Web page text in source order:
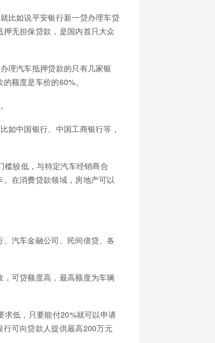
比如说平安银行新一贷办理车贷
无担保贷款，是国内首只大众
理汽车抵押贷款的只有几家银
额度是车价的60%。
如中国银行、中国工商银行等，
槛较低，与特定汽车经销商合
在消费贷款领域，房地产可以
汽车金融公司、民间借贷、各
可贷额度高，最高额度为车辆
求低，只要能付20%就可以申请
可向贷款人提供最高200万元